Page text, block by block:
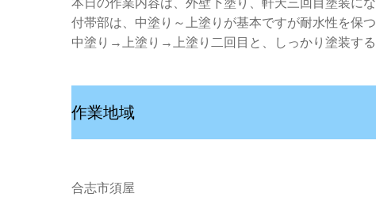
付帯部は、中塗り～上塗りが基本ですが耐水性を保
中塗り→上塗り→上塗り二回目と、しっかり塗装する
作業地域
合志市須屋